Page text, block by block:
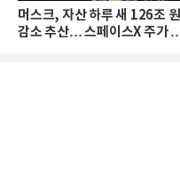
머스크, 자산 하루 새 126조 원
감소 추산… 스페이스X 주가